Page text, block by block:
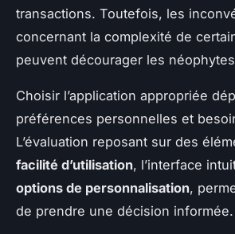
transactions. Toutefois, les
concernant la complexité de
peuvent décourager les
Choisir l’application appropriée
préférences personnelles et
L’évaluation reposant sur des
facilité d’utilisation, l’interface
options de personnalisation,
de prendre une décision informée.